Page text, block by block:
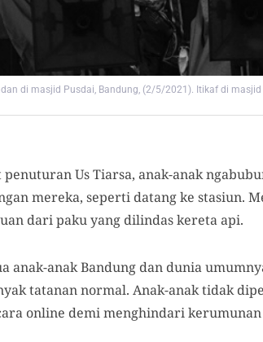
di masjid Pusdai, Bandung, (2/5/2021). Itikaf di
Us Tiarsa, anak-anak
mereka, seperti datang ke stasiun.
dari paku yang dilindas kereta api.
anak-anak Bandung dan dunia
tatanan normal. Anak-anak tidak
online demi menghindari